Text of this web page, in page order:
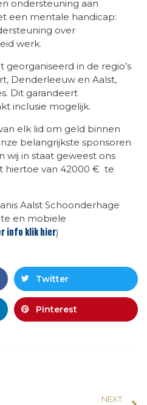
ondersteuning aan
een mentale handicap:
over
werk.
in de regio’s
Denderleeuw en Aalst,
Dit garandeert
inclusie mogelijk.
elk lid om geld binnen
belangrijkste sponsoren
wij in staat geweest ons
van 42000 € te
Aalst Schoonderhage
en mobiele
info klik hier)
Twitter
Pinterest
NEXT